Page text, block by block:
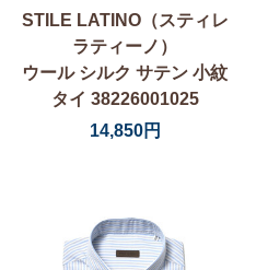
STILE LATINO（スティレ
ラティーノ）
ウール シルク サテン 小紋
タイ 38226001025
14,850円